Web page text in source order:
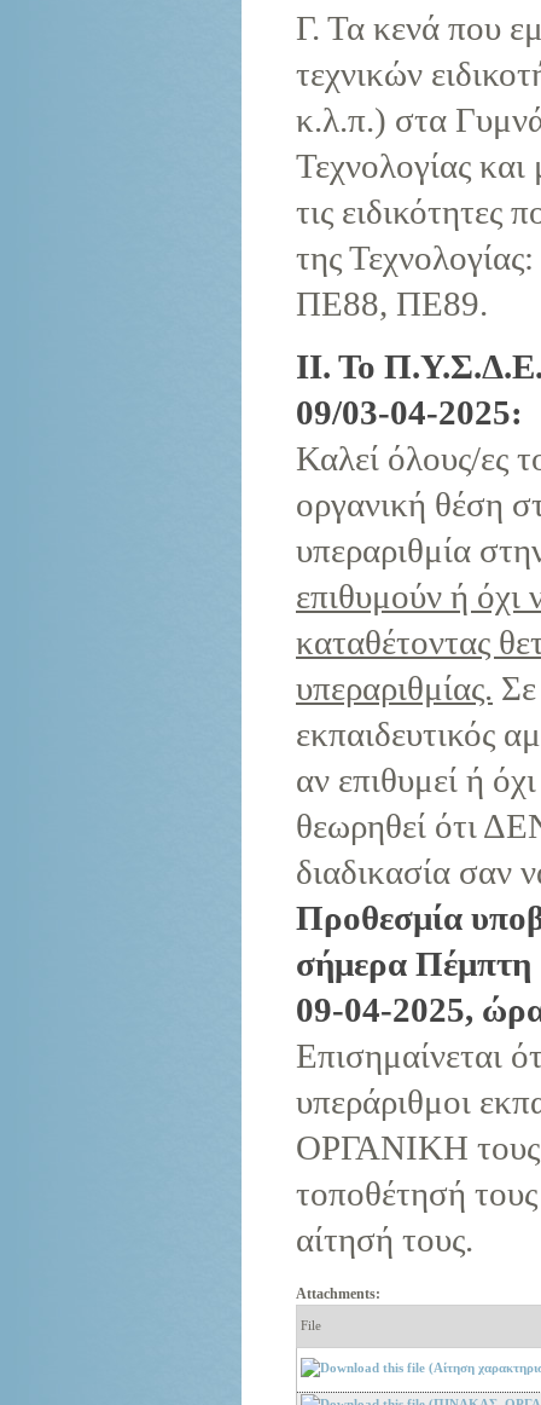
Γ. Τα κενά που
τεχνικών
κ.λ.π.) στα
Τεχνολογίας
τις
της
ΠΕ88, ΠΕ89.
ΙΙ. Το
09/03-04-2025:
Καλεί όλους/ες
οργανική θέση
υπεραριθμία
επιθυμούν ή όχι
καταθέτοντας
υπεραριθμίας.
εκπαιδευτικός
αν επιθυμεί ή
θεωρηθεί ότι
διαδικασία σαν
Προθεσμία
σήμερα Πέμπτη
09-04-2025,
Επισημαίνεται
υπεράριθμοι
ΟΡΓΑΝΙΚΗ τους
τοποθέτησή
αίτησή τους.
Attachments:
File